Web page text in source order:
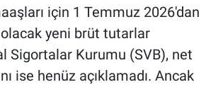
için 1 Temmuz 2026'dan
yeni brüt tutarlar
Sigortalar Kurumu (SVB), net
ise henüz açıklamadı. Ancak